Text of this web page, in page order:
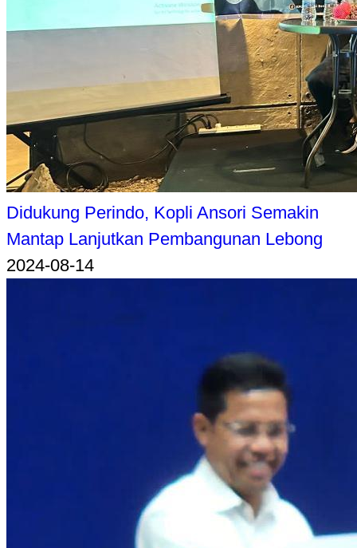
Didukung Perindo, Kopli Ansori Semakin
Mantap Lanjutkan Pembangunan Lebong
2024-08-14